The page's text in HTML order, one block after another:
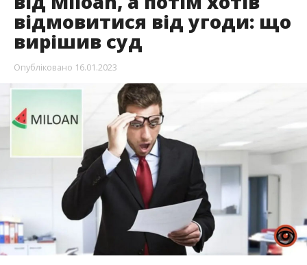
відмовитися від угоди: що
вирішив суд
Опубліковано 16.01.2023